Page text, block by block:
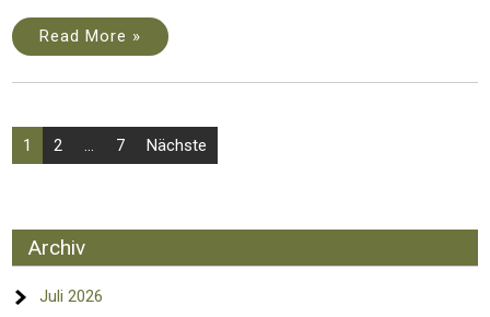
Read More »
Seitennummerierung
der
1 2 … 7 Nächste
Archiv
Juli 2026